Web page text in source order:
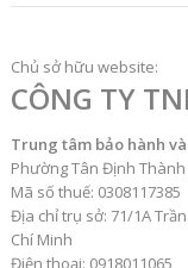
Chủ sở hữu website:
CÔNG TY
Trung tâm bảo hành
Phường Tân Định
Mã số thuế: 0308117385
Địa chỉ trụ sở: 71/1A
Chí Minh
Điện thoại: 0918011065